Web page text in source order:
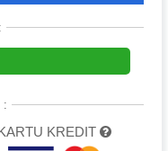
:
KREDIT